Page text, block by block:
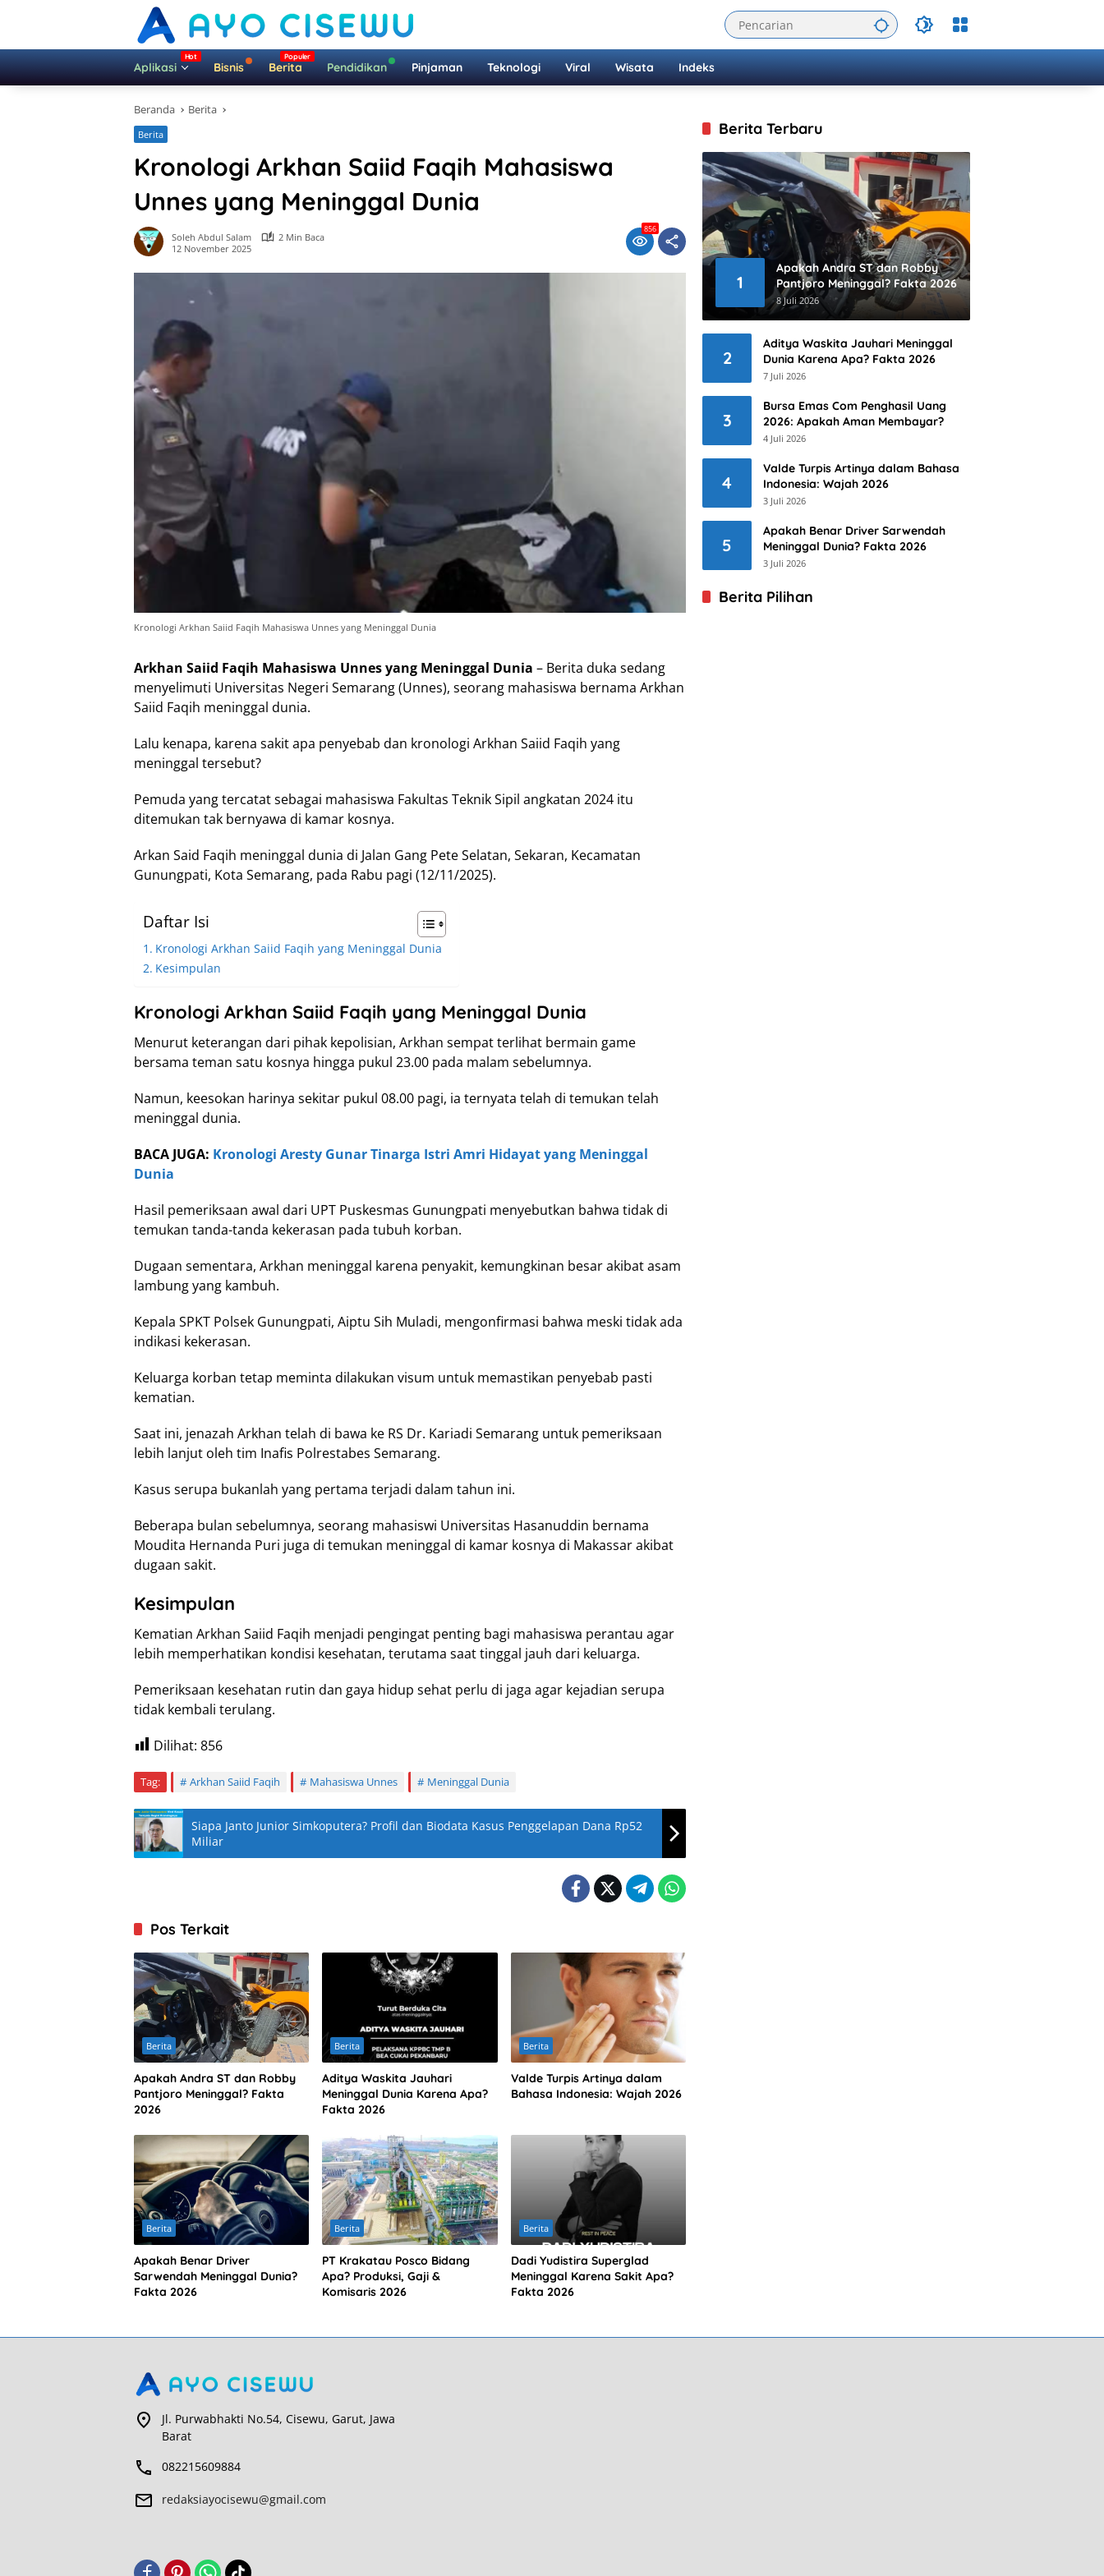
Aplikasi Bisnis Berita Pendidikan Pinjaman Teknologi Viral Wisata Indeks
Beranda Berita
Berita
Kronologi Arkhan Saiid Faqih Mahasiswa
Unnes yang Meninggal Dunia
Soleh Abdul Salam
2 Min Baca
12 November 2025
856
Kronologi Arkhan Saiid Faqih Mahasiswa Unnes yang Meninggal Dunia
Arkhan Saiid Faqih Mahasiswa Unnes yang Meninggal Dunia – Berita duka sedang
menyelimuti Universitas Negeri Semarang (Unnes), seorang mahasiswa bernama Arkhan
Saiid Faqih meninggal dunia.
Lalu kenapa, karena sakit apa penyebab dan kronologi Arkhan Saiid Faqih yang
meninggal tersebut?
Pemuda yang tercatat sebagai mahasiswa Fakultas Teknik Sipil angkatan 2024 itu
ditemukan tak bernyawa di kamar kosnya.
Arkan Said Faqih meninggal dunia di Jalan Gang Pete Selatan, Sekaran, Kecamatan
Gunungpati, Kota Semarang, pada Rabu pagi (12/11/2025).
Daftar Isi
Kronologi Arkhan Saiid Faqih yang Meninggal Dunia
Kesimpulan
Kronologi Arkhan Saiid Faqih yang Meninggal Dunia
Menurut keterangan dari pihak kepolisian, Arkhan sempat terlihat bermain game
bersama teman satu kosnya hingga pukul 23.00 pada malam sebelumnya.
Namun, keesokan harinya sekitar pukul 08.00 pagi, ia ternyata telah di temukan telah
meninggal dunia.
BACA JUGA: Kronologi Aresty Gunar Tinarga Istri Amri Hidayat yang Meninggal
Dunia
Hasil pemeriksaan awal dari UPT Puskesmas Gunungpati menyebutkan bahwa tidak di
temukan tanda-tanda kekerasan pada tubuh korban.
Dugaan sementara, Arkhan meninggal karena penyakit, kemungkinan besar akibat asam
lambung yang kambuh.
Kepala SPKT Polsek Gunungpati, Aiptu Sih Muladi, mengonfirmasi bahwa meski tidak ada
indikasi kekerasan.
Keluarga korban tetap meminta dilakukan visum untuk memastikan penyebab pasti
kematian.
Saat ini, jenazah Arkhan telah di bawa ke RS Dr. Kariadi Semarang untuk pemeriksaan
lebih lanjut oleh tim Inafis Polrestabes Semarang.
Kasus serupa bukanlah yang pertama terjadi dalam tahun ini.
Beberapa bulan sebelumnya, seorang mahasiswi Universitas Hasanuddin bernama
Moudita Hernanda Puri juga di temukan meninggal di kamar kosnya di Makassar akibat
dugaan sakit.
Kesimpulan
Kematian Arkhan Saiid Faqih menjadi pengingat penting bagi mahasiswa perantau agar
lebih memperhatikan kondisi kesehatan, terutama saat tinggal jauh dari keluarga.
Pemeriksaan kesehatan rutin dan gaya hidup sehat perlu di jaga agar kejadian serupa
tidak kembali terulang.
Dilihat: 856
Tag: Arkhan Saiid Faqih Mahasiswa Unnes Meninggal Dunia
Siapa Janto Junior Simkoputera? Profil dan Biodata Kasus Penggelapan Dana Rp52
Miliar
Pos Terkait
Berita
Apakah Andra ST dan Robby
Pantjoro Meninggal? Fakta
2026
Berita
Aditya Waskita Jauhari
Meninggal Dunia Karena Apa?
Fakta 2026
Berita
Valde Turpis Artinya dalam
Bahasa Indonesia: Wajah 2026
Berita
Apakah Benar Driver
Sarwendah Meninggal Dunia?
Fakta 2026
Berita
PT Krakatau Posco Bidang
Apa? Produksi, Gaji &
Komisaris 2026
Berita
Dadi Yudistira Superglad
Meninggal Karena Sakit Apa?
Fakta 2026
Berita Terbaru
1
Apakah Andra ST dan Robby
Pantjoro Meninggal? Fakta 2026
8 Juli 2026
2
Aditya Waskita Jauhari Meninggal
Dunia Karena Apa? Fakta 2026
7 Juli 2026
3
Bursa Emas Com Penghasil Uang
2026: Apakah Aman Membayar?
4 Juli 2026
4
Valde Turpis Artinya dalam Bahasa
Indonesia: Wajah 2026
3 Juli 2026
5
Apakah Benar Driver Sarwendah
Meninggal Dunia? Fakta 2026
3 Juli 2026
Berita Pilihan
Jl. Purwabhakti No.54, Cisewu, Garut, Jawa
Barat
082215609884
redaksiayocisewu@gmail.com